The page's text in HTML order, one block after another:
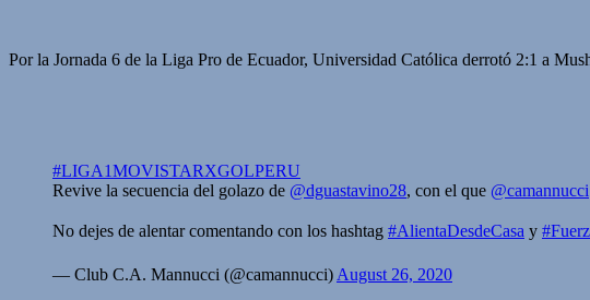
Por la Jornada 6 de la Liga Pro de Ecuador, Universidad Católica derrotó 2:1 a
#LIGA1MOVISTARXGOLPERU
Revive la secuencia del golazo de @dguastavino28, con el que @camannucci
No dejes de alentar comentando con los hashtag #AlientaDesdeCasa y
— Club C.A. Mannucci (@camannucci) August 26, 2020